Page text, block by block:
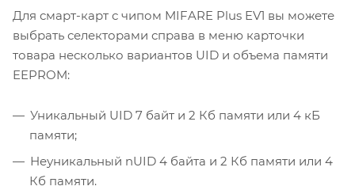
Для смарт-карт с чипом MIFARE Plus EV1 вы можете
выбрать селекторами справа в меню карточки
товара несколько вариантов UID и объема памяти
EEPROM:
Уникальный UID 7 байт и 2 Кб памяти или 4 кБ
памяти;
Неуникальный nUID 4 байта и 2 Кб памяти или 4
Кб памяти.